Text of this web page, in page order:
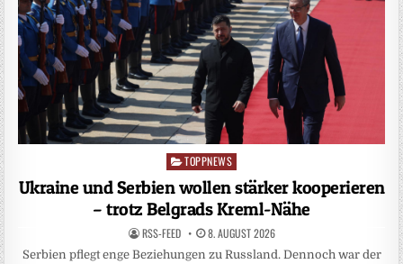
Posted
TOPPNEWS
Ukraine und Serbien wollen stärker kooperieren
– trotz Belgrads Kreml-Nähe
RSS-FEED 8. AUGUST 2026
Serbien pflegt enge Beziehungen zu Russland. Dennoch war der